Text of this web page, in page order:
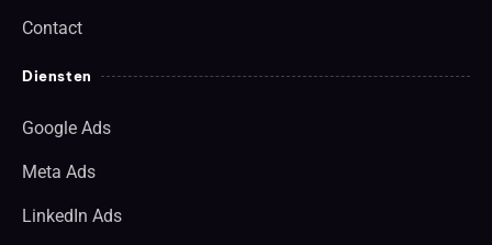
Contact
Diensten
Google Ads
Meta Ads
LinkedIn Ads